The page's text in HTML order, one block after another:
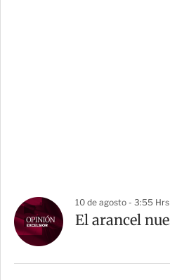
10 de agosto - 3:55 Hrs
El arancel